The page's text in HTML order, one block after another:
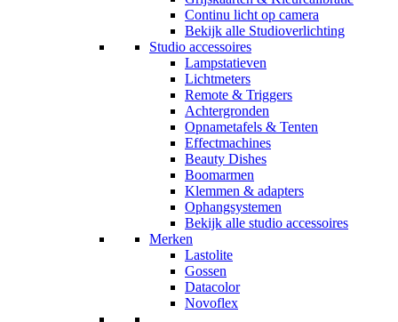
Continu licht op camera
Bekijk alle Studioverlichting
Studio accessoires
Lampstatieven
Lichtmeters
Remote & Triggers
Achtergronden
Opnametafels & Tenten
Effectmachines
Beauty Dishes
Boomarmen
Klemmen & adapters
Ophangsystemen
Bekijk alle studio accessoires
Merken
Lastolite
Gossen
Datacolor
Novoflex